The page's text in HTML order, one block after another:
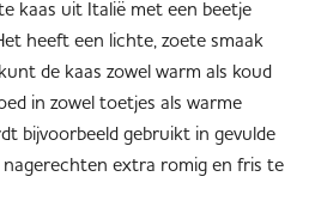
kaas uit Italië met een beetje
heeft een lichte, zoete smaak
de kaas zowel warm als koud
in zowel toetjes als warme
bijvoorbeeld gebruikt in gevulde
extra romig en fris te